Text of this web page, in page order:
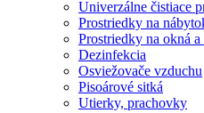
Univerzálne čistiace
Prostriedky na
Prostriedky na okná a
Dezinfekcia
Osviežovače vzduchu
Pisoárové sitká
Utierky, prachovky